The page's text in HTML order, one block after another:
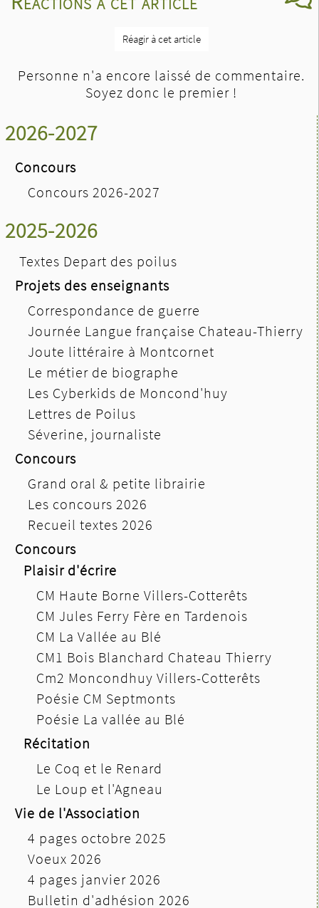
2026-2027
Concours
Concours 2026-2027
2025-2026
Textes Depart des poilus
Projets des enseignants
Correspondance de guerre
Journée Langue française Chateau-Thierry
Joute littéraire à Montcornet
Le métier de biographe
Les Cyberkids de Moncond'huy
Lettres de Poilus
Séverine, journaliste
Concours
Grand oral & petite librairie
Les concours 2026
Recueil textes 2026
Concours
Plaisir d'écrire
CM Haute Borne Villers-Cotterêts
CM Jules Ferry Fère en Tardenois
CM La Vallée au Blé
CM1 Bois Blanchard Chateau Thierry
Cm2 Moncondhuy Villers-Cotterêts
Poésie CM Septmonts
Poésie La vallée au Blé
Récitation
Le Coq et le Renard
Le Loup et l'Agneau
Vie de l'Association
4 pages octobre 2025
Voeux 2026
4 pages janvier 2026
Bulletin d'adhésion 2026
Réagir à cet article
Personne n'a encore laissé de commentaire.
Soyez donc le premier !